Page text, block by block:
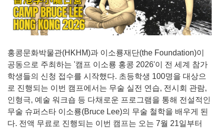
홍콩문화박물관(HKHM)과 이소룡재단(the Foundation)이
공동으로 주최하는 '캠프 이소룡 홍콩 2026'이 전 세계 참가
학생들의 신청 접수를 시작했다. 초등학생 100명을 대상으
로 진행되는 이번 캠프에서는 무술 실전 연습, 전시회 관람,
인형극, 예술 워크숍 등 다채로운 프로그램을 통해 전설적인
무술 슈퍼스타 이소룡(Bruce Lee)의 무술 철학을 배우게 된
다. 전액 무료로 진행되는 이번 캠프는 오는 7월 21일부터